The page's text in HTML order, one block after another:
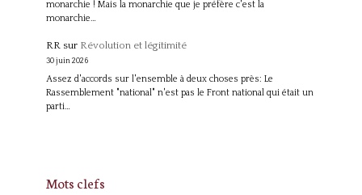
monarchie ! Mais la monarchie que je préfère c'est la
monarchie…
RR sur Révolution et légitimité
30 juin 2026
Assez d'accords sur l'ensemble à deux choses près: Le
Rassemblement "national" n'est pas le Front national qui était un
parti…
Mots clefs